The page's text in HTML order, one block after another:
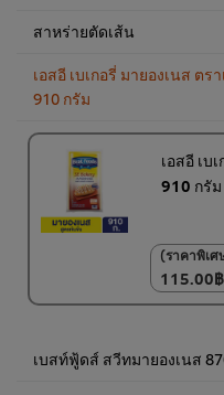
สาหร่ายตัดเส้น
เอสอี เบเกอรี่ มายองเนส ตร
910 กรัม
เอสอี เบ
910 กรัม
(ราคาพิเ
115.00฿
(ราคาพิเศ
115.00฿
(ราคาพิเศ
เบสท์ฟู้ดส์ สวีทมายองเนส